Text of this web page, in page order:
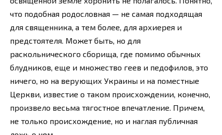
что подобная родословная — не самая подходящая
для священника, а тем более, для архиерея и
предстоятеля. Может быть, но для
раскольнического сборища, где помимо обычных
блудников, еще и множество геев и педофилов, это
ничего, но на верующих Украины и на поместные
Церкви, известие о таком происхождении, конечно,
произвело весьма тягостное впечатление. Причем,
не только происхождение, но и наглая публичная